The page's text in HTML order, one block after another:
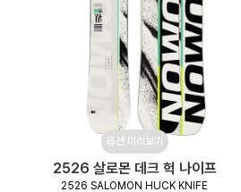
옵션 미리보기
2526 살로몬 데크 헉 나이프
2526 SALOMON HUCK KNIFE